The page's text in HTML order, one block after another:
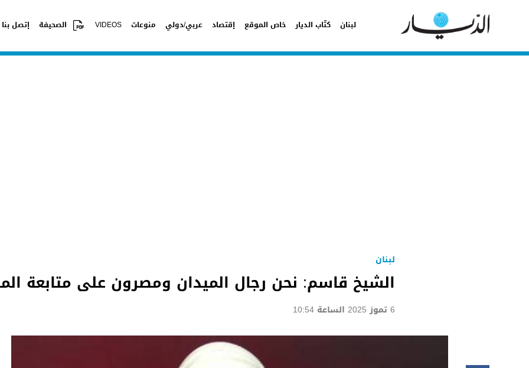
لبنان كتّاب الديار خاص الموقع إقتصاد عربي/دولي منوعات VIDEOS الصحيفة إتصل بنا
لبنان
الشيخ قاسم: نحن رجال الميدان ومصرون على متابعة
6 تموز 2025 الساعة 10:54